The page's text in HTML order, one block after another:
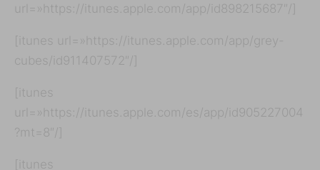
url=»https://itunes.apple.com/app/id898215687″/]
[itunes url=»https://itunes.apple.com/app/grey-
cubes/id911407572″/]
[itunes
url=»https://itunes.apple.com/es/app/id905227004
?mt=8″/]
[itunes